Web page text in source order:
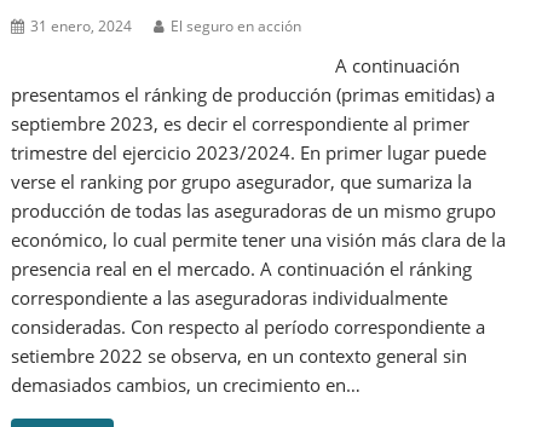
31 enero, 2024 El seguro en acción
A continuación
presentamos el ránking de producción (primas emitidas) a
septiembre 2023, es decir el correspondiente al primer
trimestre del ejercicio 2023/2024. En primer lugar puede
verse el ranking por grupo asegurador, que sumariza la
producción de todas las aseguradoras de un mismo grupo
económico, lo cual permite tener una visión más clara de la
presencia real en el mercado. A continuación el ránking
correspondiente a las aseguradoras individualmente
consideradas. Con respecto al período correspondiente a
setiembre 2022 se observa, en un contexto general sin
demasiados cambios, un crecimiento en…